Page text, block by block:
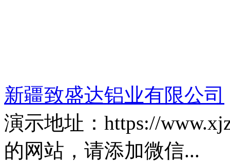
新疆致盛达铝业有限公司
演示地址：https://
的网站，请添加微信...